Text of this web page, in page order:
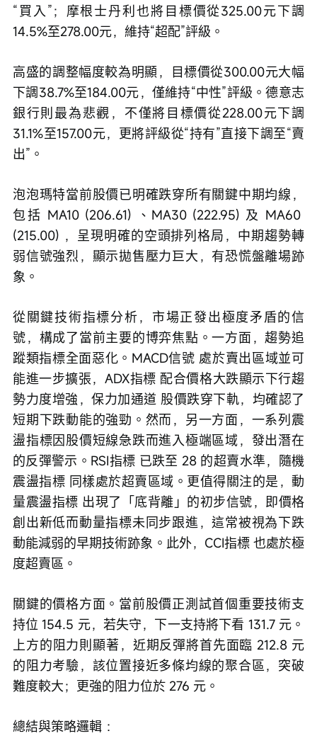
“買入”；摩根士丹利也將目標價從325.00元下調
14.5%至278.00元，維持“超配”評級。
高盛的調整幅度較為明顯，目標價從300.00元大幅
下調38.7%至184.00元，僅維持“中性”評級。德意志
銀行則最為悲觀，不僅將目標價從228.00元下調
31.1%至157.00元，更將評級從“持有”直接下調至“賣
出”。
泡泡瑪特當前股價已明確跌穿所有關鍵中期均線，
包括 MA10 (206.61) 、MA30 (222.95) 及 MA60
(215.00) ，呈現明確的空頭排列格局，中期趨勢轉
弱信號強烈，顯示拋售壓力巨大，有恐慌盤離場跡
象。
從關鍵技術指標分析，市場正發出極度矛盾的信
號，構成了當前主要的博弈焦點。一方面，趨勢追
蹤類指標全面惡化。MACD信號 處於賣出區域並可
能進一步擴張，ADX指標 配合價格大跌顯示下行趨
勢力度增強，保力加通道 股價跌穿下軌，均確認了
短期下跌動能的強勁。然而，另一方面，一系列震
盪指標因股價短線急跌而進入極端區域，發出潛在
的反彈警示。RSI指標 已跌至 28 的超賣水準，隨機
震盪指標 同樣處於超賣區域。更值得關注的是，動
量震盪指標 出現了「底背離」的初步信號，即價格
創出新低而動量指標未同步跟進，這常被視為下跌
動能減弱的早期技術跡象。此外，CCI指標 也處於極
度超賣區。
關鍵的價格方面。當前股價正測試首個重要技術支
持位 154.5 元，若失守，下一支持將下看 131.7 元。
上方的阻力則顯著，近期反彈將首先面臨 212.8 元
的阻力考驗，該位置接近多條均線的聚合區，突破
難度較大；更強的阻力位於 276 元。
總結與策略邏輯 ：